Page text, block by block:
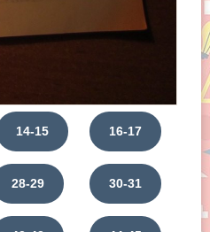
14-15 16-17
28-29 30-31